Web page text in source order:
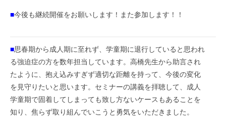
■今後も継続開催をお願いします！また参加します！！
■思春期から成人期に至れず、学童期に退行していると思われ
る強迫症の方を数年担当しています。高橋先生から助言され
たように、抱え込みすぎず適切な距離を持って、今後の変化
を見守りたいと思います。セミナーの講義を拝聴して、成人
学童期で固着してしまっても致し方ないケースもあることを
知り、焦らず取り組んでいこうと勇気をいただきました。